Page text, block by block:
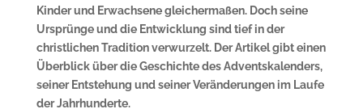
Kinder und Erwachsene gleichermaßen. Doch seine
Ursprünge und die Entwicklung sind tief in der
christlichen Tradition verwurzelt. Der Artikel gibt einen
Überblick über die Geschichte des Adventskalenders,
seiner Entstehung und seiner Veränderungen im Laufe
der Jahrhunderte.